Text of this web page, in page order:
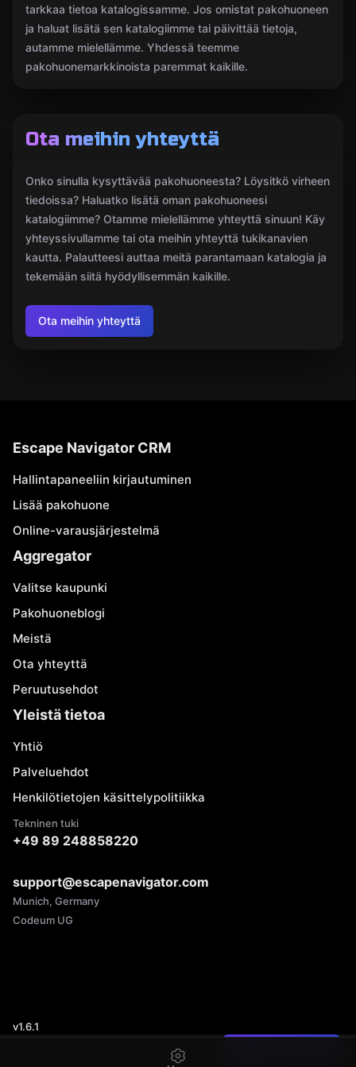
tarkkaa tietoa katalogissamme. Jos omistat pakohuoneen
ja haluat lisätä sen katalogiimme tai päivittää tietoja,
autamme mielellämme. Yhdessä teemme
pakohuonemarkkinoista paremmat kaikille.
Ota meihin yhteyttä
Onko sinulla kysyttävää pakohuoneesta? Löysitkö virheen
tiedoissa? Haluatko lisätä oman pakohuoneesi
katalogiimme? Otamme mielellämme yhteyttä sinuun! Käy
yhteyssivullamme tai ota meihin yhteyttä tukikanavien
kautta. Palautteesi auttaa meitä parantamaan katalogia ja
tekemään siitä hyödyllisemmän kaikille.
Ota meihin yhteyttä
Escape Navigator CRM
Hallintapaneeliin kirjautuminen
Lisää pakohuone
Online-varausjärjestelmä
Aggregator
Valitse kaupunki
Pakohuoneblogi
Meistä
Ota yhteyttä
Peruutusehdot
Yleistä tietoa
Yhtiö
Palveluehdot
Henkilötietojen käsittelypolitiikka
Tekninen tuki
+49 89 248858220
support@escapenavigator.com
Munich, Germany
Codeum UG
v1.6.1